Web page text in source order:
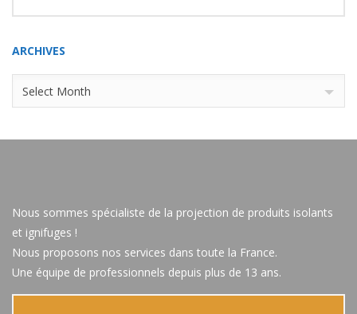
ARCHIVES
Archives
Select Month
Nous sommes spécialiste de la projection de produits isolants
et ignifuges !
Nous proposons nos services dans toute la France.
Une équipe de professionnels depuis plus de 13 ans.